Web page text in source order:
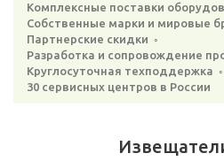
Комплексные поставки
Собственные марки и мировые
Партнерские скидки ◦
Разработка и сопровождение
Круглосуточная техподдержка ◦
30 сервисных центров в России